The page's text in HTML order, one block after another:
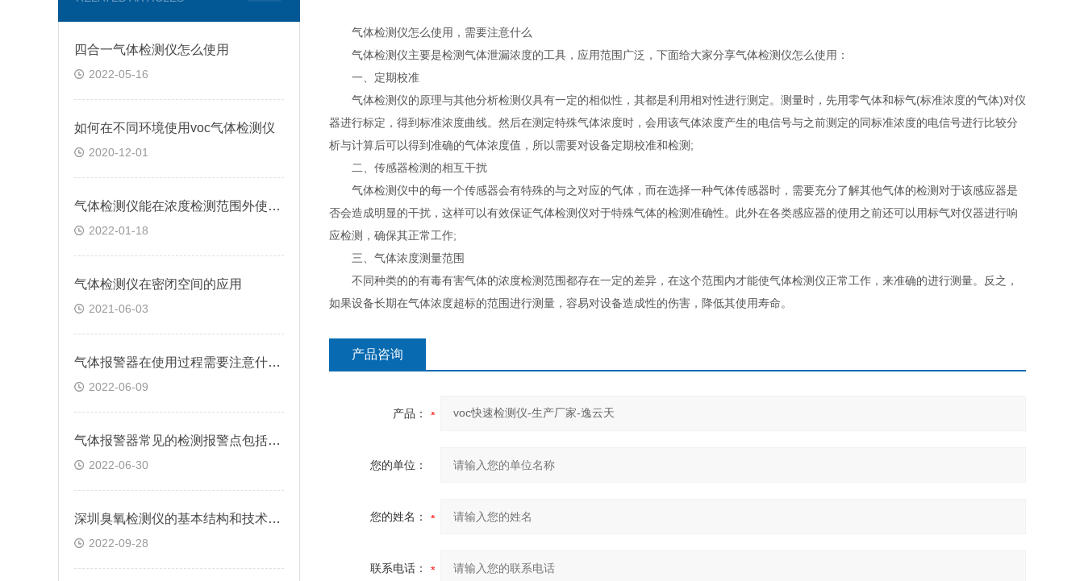
四合一气体检测仪怎么使用
2022-05-16
如何在不同环境使用voc气体检测仪
2020-12-01
气体检测仪能在浓度检测范围外使用吗?
2022-01-18
气体检测仪在密闭空间的应用
2021-06-03
气体报警器在使用过程需要注意什么?
2022-06-09
气体报警器常见的检测报警点包括哪些?
2022-06-30
深圳臭氧检测仪的基本结构和技术指标
2022-09-28
气体检测仪怎么使用，需要注意什么
气体检测仪主要是检测气体泄漏浓度的工具，应用范围广泛，下面给大家分享气体检测仪怎么使用：
一、定期校准
气体检测仪的原理与其他分析检测仪具有一定的相似性，其都是利用相对性进行测定。测量时，先用零气体和标气(标准浓度的气体)对仪
器进行标定，得到标准浓度曲线。然后在测定特殊气体浓度时，会用该气体浓度产生的电信号与之前测定的同标准浓度的电信号进行比较分
析与计算后可以得到准确的气体浓度值，所以需要对设备定期校准和检测;
二、传感器检测的相互干扰
气体检测仪中的每一个传感器会有特殊的与之对应的气体，而在选择一种气体传感器时，需要充分了解其他气体的检测对于该感应器是
否会造成明显的干扰，这样可以有效保证气体检测仪对于特殊气体的检测准确性。此外在各类感应器的使用之前还可以用标气对仪器进行响
应检测，确保其正常工作;
三、气体浓度测量范围
不同种类的的有毒有害气体的浓度检测范围都存在一定的差异，在这个范围内才能使气体检测仪正常工作，来准确的进行测量。反之，
如果设备长期在气体浓度超标的范围进行测量，容易对设备造成性的伤害，降低其使用寿命。
产品咨询
产品：
您的单位：
您的姓名：
联系电话：